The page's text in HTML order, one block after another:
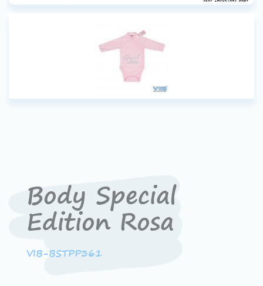
Body Special
Edition Rosa
VIB-BSTPP361